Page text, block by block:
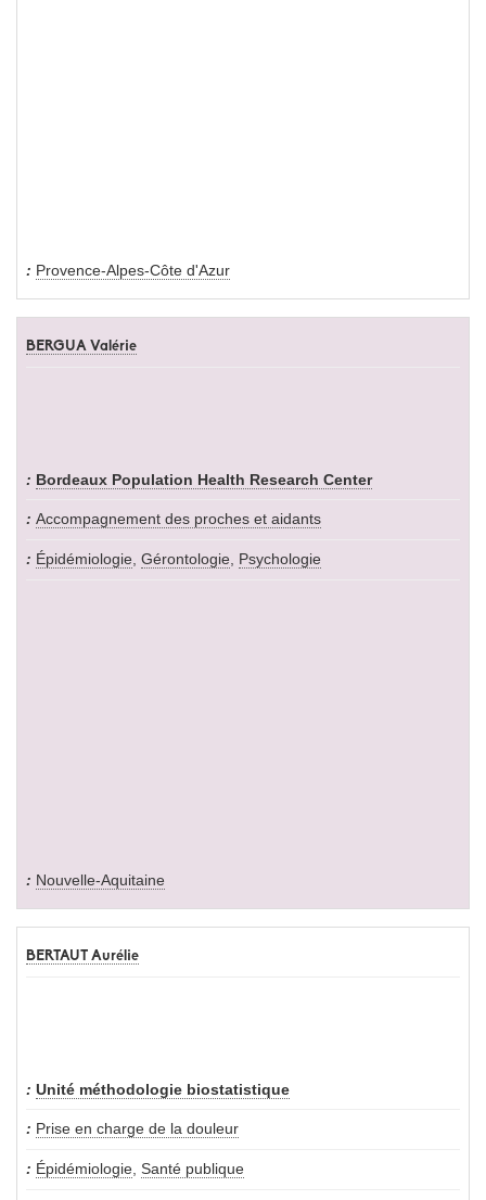
Provence-Alpes-Côte d'Azur
BERGUA Valérie
Bordeaux Population Health Research Center
Accompagnement des proches et aidants
Épidémiologie Gérontologie Psychologie
Nouvelle-Aquitaine
BERTAUT Aurélie
Unité méthodologie biostatistique
Prise en charge de la douleur
Épidémiologie Santé publique